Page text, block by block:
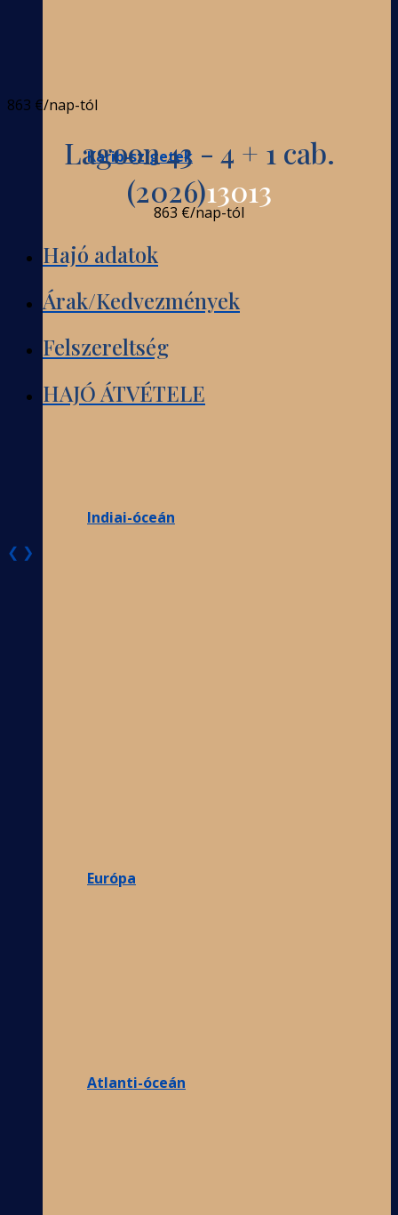
Karib-szigetek
Indiai-óceán
Európa
Atlanti-óceán
863 €/nap-tól
Lagoon 43 - 4 + 1 cab.
(2026)13013
863 €/nap-tól
Hajó adatok
Árak/Kedvezmények
Felszereltség
HAJÓ ÁTVÉTELE
❮ ❯